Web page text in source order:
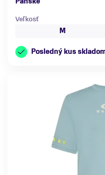
Veľkosť
M
Posledný kus